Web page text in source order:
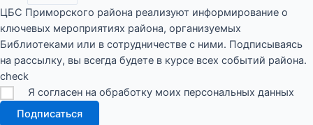
ЦБС Приморского района реализуют информирование о
ключевых мероприятиях района, организуемых
Библиотеками или в сотрудничестве с ними. Подписываясь
на рассылку, вы всегда будете в курсе всех событий района.
check
Я согласен на обработку моих персональных данных
Подписаться